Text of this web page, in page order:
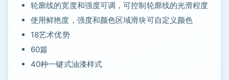
轮廓线的宽度和强度可调，可控制轮廓线的光滑程度
使用鲜艳度，强度和颜色区域滑块可自定义颜色
18艺术优势
60篇
40种一键式油漆样式